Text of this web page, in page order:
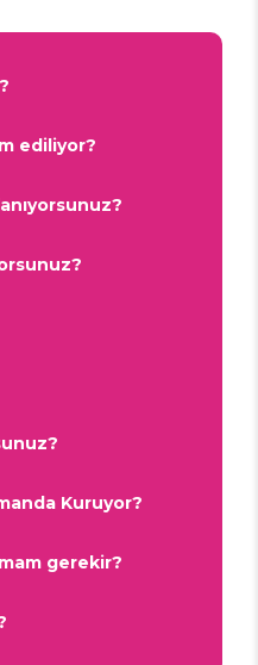
ediliyor?
Kuruyor?
gerekir?